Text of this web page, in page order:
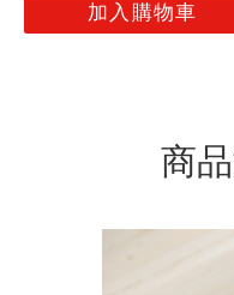
加入購物車
商